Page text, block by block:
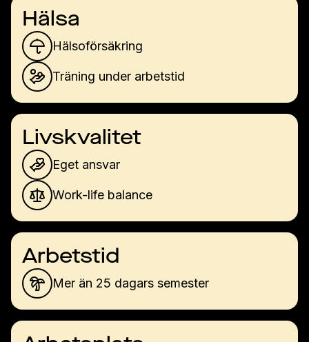
Hälsa
Hälsoförsäkring
Träning under arbetstid
Livskvalitet
Eget ansvar
Work-life balance
Arbetstid
Mer än 25 dagars semester